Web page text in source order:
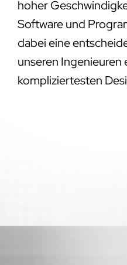
unseren Ingenieuren
kompliziertesten